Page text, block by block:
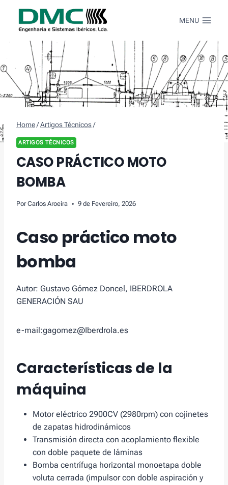
content
MENU
Home/Artigos Técnicos/
ARTIGOS TÉCNICOS
CASO PRÁCTICO MOTO
BOMBA
Por Carlos Aroeira 9 de Fevereiro, 2026
Caso práctico moto
bomba
Autor: Gustavo Gómez Doncel, IBERDROLA
GENERACIÓN SAU
e-mail:gagomez@Iberdrola.es
Características de la
máquina
Motor eléctrico 2900CV (2980rpm) con cojinetes
de zapatas hidrodinámicos
Transmisión directa con acoplamiento flexible
con doble paquete de láminas
Bomba centrífuga horizontal monoetapa doble
voluta cerrada (impulsor con doble aspiración y